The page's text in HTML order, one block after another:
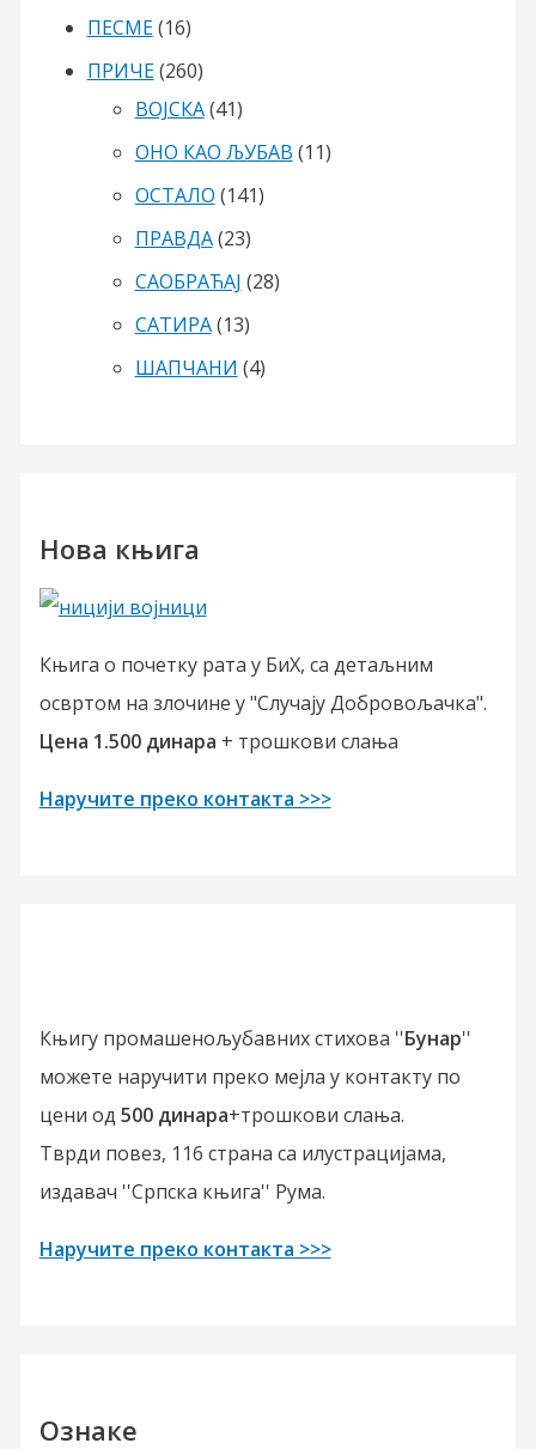
ПЕСМЕ(16)
ПРИЧЕ(260)
ВОЈСКА(41)
ОНО КАО ЉУБАВ (11)
ОСТАЛО (141)
ПРАВДА(23)
САОБРАЋАЈ (28)
САТИРА(13)
ШАПЧАНИ (4)
Нова књига
Књига о почетку рата у БиХ, са детаљним
освртом на злочине у "Случају Добровољачка".
Цена 1.500 динара + трошкови слања
Наручите преко контакта >>>
Књигу промашенољубавних стихова ''Бунар''
можете наручити преко мејла у контакту по
цени од 500 динара+трошкови слања.
Тврди повез, 116 страна са илустрацијама,
издавач ''Српска књига'' Рума.
Наручите преко контакта >>>
Ознаке